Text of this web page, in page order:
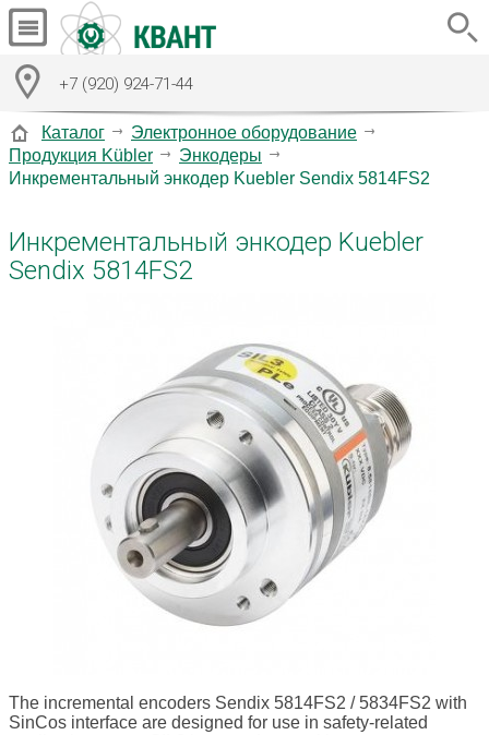
+7 (920) 924-71-44
Каталог
Электронное оборудование
Продукция Kübler
Энкодеры
Инкрементальный энкодер Kuebler Sendix 5814FS2
Инкрементальный энкодер Kuebler
Sendix 5814FS2
The incremental encoders Sendix 5814FS2 / 5834FS2 with
SinCos interface are designed for use in safety-related